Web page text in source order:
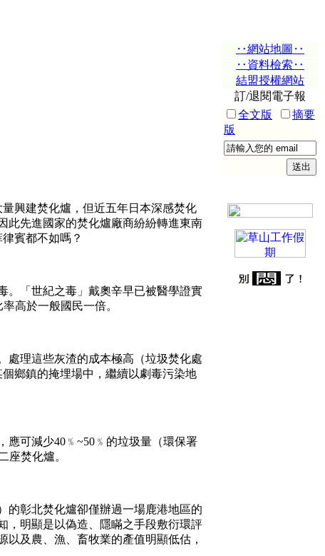
興建焚化爐，但近五年日本深感焚化
此先進國家的焚化爐廠商紛紛轉進東南
賓都不如嗎？
「世紀之毒」戴奧辛早已被醫學證實
高於一般國民一倍。
理這些灰渣的成本極高（垃圾焚化處
鄉鎮的掩埋場中，繼續以劇毒污染地
可減少40﹪~50﹪的垃圾量（環保署
座焚化爐。
彰北焚化爐卻僅辦過一場鹿港地區的
，明顯是以偽造、隱瞞之手段敷衍環評
及農、漁、畜牧業的產值明顯低估，
‥網站地圖‥
‥資料檢索‥
結盟授權網站
訂/退閱電子報
全文版
摘要
版